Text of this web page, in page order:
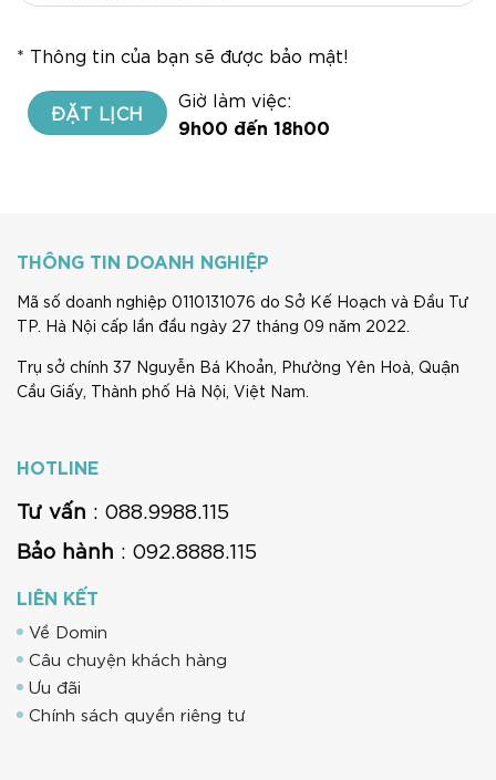
* Thông tin của bạn sẽ được bảo mật!
Giờ làm việc:
9h00 đến 18h00
THÔNG TIN DOANH NGHIỆP
Mã số doanh nghiệp 0110131076 do Sở Kế Hoạch và Đầu Tư
TP. Hà Nội cấp lần đầu ngày 27 tháng 09 năm 2022.
Trụ sở chính 37 Nguyễn Bá Khoản, Phường Yên Hoà, Quận
Cầu Giấy, Thành phố Hà Nội, Việt Nam.
HOTLINE
Tư vấn : 088.9988.115
Bảo hành : 092.8888.115
LIÊN KẾT
Về Domin
Câu chuyện khách hàng
Ưu đãi
Chính sách quyền riêng tư